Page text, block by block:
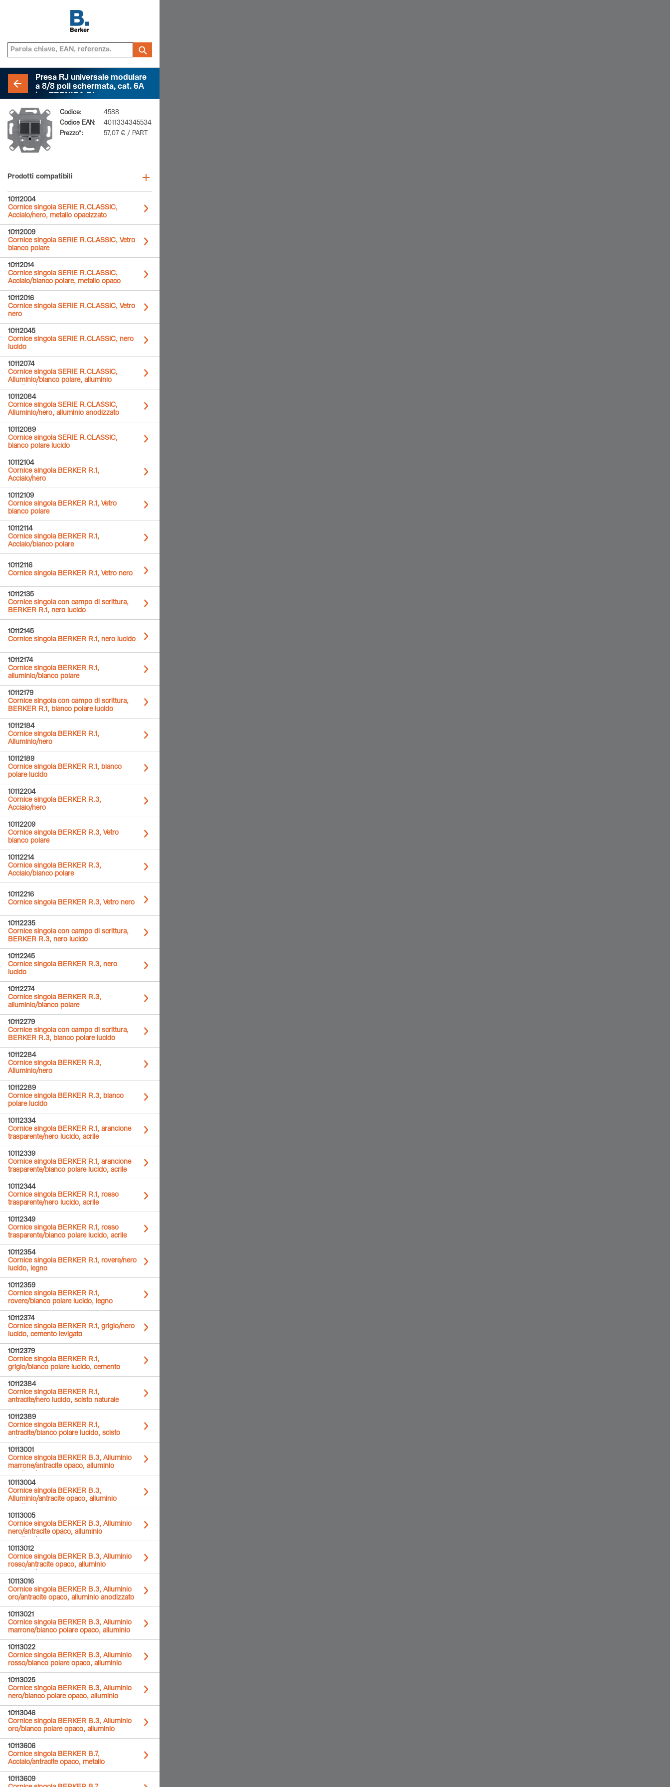
Presa RJ universale modulare
a 8/8 poli schermata, cat. 6A
Codice:
4588
Codice EAN:
4011334345534
Prezzo*:
57,07 € / PART
Prodotti compatibili
10112004
Cornice singola SERIE R.CLASSIC,
Acciaio/nero, metallo opacizzato
10112009
Cornice singola SERIE R.CLASSIC, Vetro
bianco polare
10112014
Cornice singola SERIE R.CLASSIC,
Acciaio/bianco polare, metallo opaco
10112016
Cornice singola SERIE R.CLASSIC, Vetro
nero
10112045
Cornice singola SERIE R.CLASSIC, nero
lucido
10112074
Cornice singola SERIE R.CLASSIC,
Alluminio/bianco polare, alluminio
anodizzato
10112084
Cornice singola SERIE R.CLASSIC,
Alluminio/nero, alluminio anodizzato
10112089
Cornice singola SERIE R.CLASSIC,
bianco polare lucido
10112104
Cornice singola BERKER R.1,
Acciaio/nero
10112109
Cornice singola BERKER R.1, Vetro
bianco polare
10112114
Cornice singola BERKER R.1,
Acciaio/bianco polare
10112116
Cornice singola BERKER R.1, Vetro nero
10112135
Cornice singola con campo di scrittura,
BERKER R.1, nero lucido
10112145
Cornice singola BERKER R.1, nero lucido
10112174
Cornice singola BERKER R.1,
alluminio/bianco polare
10112179
Cornice singola con campo di scrittura,
BERKER R.1, bianco polare lucido
10112184
Cornice singola BERKER R.1,
Alluminio/nero
10112189
Cornice singola BERKER R.1, bianco
polare lucido
10112204
Cornice singola BERKER R.3,
Acciaio/nero
10112209
Cornice singola BERKER R.3, Vetro
bianco polare
10112214
Cornice singola BERKER R.3,
Acciaio/bianco polare
10112216
Cornice singola BERKER R.3, Vetro nero
10112235
Cornice singola con campo di scrittura,
BERKER R.3, nero lucido
10112245
Cornice singola BERKER R.3, nero
lucido
10112274
Cornice singola BERKER R.3,
alluminio/bianco polare
10112279
Cornice singola con campo di scrittura,
BERKER R.3, bianco polare lucido
10112284
Cornice singola BERKER R.3,
Alluminio/nero
10112289
Cornice singola BERKER R.3, bianco
polare lucido
10112334
Cornice singola BERKER R.1, arancione
trasparente/nero lucido, acrile
10112339
Cornice singola BERKER R.1, arancione
trasparente/bianco polare lucido, acrile
10112344
Cornice singola BERKER R.1, rosso
trasparente/nero lucido, acrile
10112349
Cornice singola BERKER R.1, rosso
trasparente/bianco polare lucido, acrile
10112354
Cornice singola BERKER R.1, rovere/nero
lucido, legno
10112359
Cornice singola BERKER R.1,
rovere/bianco polare lucido, legno
10112374
Cornice singola BERKER R.1, grigio/nero
lucido, cemento levigato
10112379
Cornice singola BERKER R.1,
grigio/bianco polare lucido, cemento
levigato
10112384
Cornice singola BERKER R.1,
antracite/nero lucido, scisto naturale
10112389
Cornice singola BERKER R.1,
antracite/bianco polare lucido, scisto
naturale
10113001
Cornice singola BERKER B.3, Alluminio
marrone/antracite opaco, alluminio
anodizzato
10113004
Cornice singola BERKER B.3,
Alluminio/antracite opaco, alluminio
anodizzato
10113005
Cornice singola BERKER B.3, Alluminio
nero/antracite opaco, alluminio
anodizzato
10113012
Cornice singola BERKER B.3, Alluminio
rosso/antracite opaco, alluminio
anodizzato
10113016
Cornice singola BERKER B.3, Alluminio
oro/antracite opaco, alluminio anodizzato
10113021
Cornice singola BERKER B.3, Alluminio
marrone/bianco polare opaco, alluminio
anodizzato
10113022
Cornice singola BERKER B.3, Alluminio
rosso/bianco polare opaco, alluminio
anodizzato
10113025
Cornice singola BERKER B.3, Alluminio
nero/bianco polare opaco, alluminio
anodizzato
10113046
Cornice singola BERKER B.3, Alluminio
oro/bianco polare opaco, alluminio
anodizzato
10113606
Cornice singola BERKER B.7,
Acciaio/antracite opaco, metallo
spazzolato
10113609